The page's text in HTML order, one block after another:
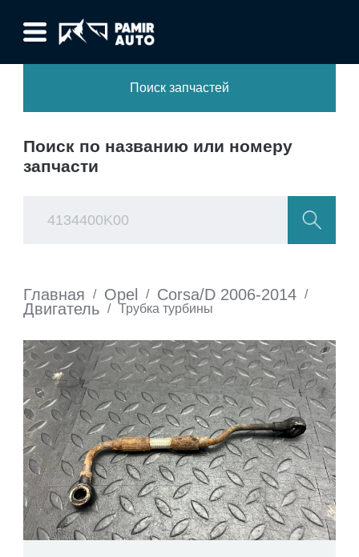
Поиск запчастей
Поиск по названию или номеру
запчасти
Главная / Opel / Corsa/D 2006-2014 /
Двигатель / Трубка турбины